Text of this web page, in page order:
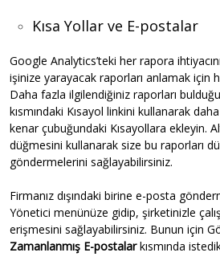
Kısa Yollar ve E-postalar
Google Analytics’teki her rapora
işinize yarayacak raporları anlamak için
Daha fazla ilgilendiğiniz raporları
kısmındaki Kısayol linkini kullanarak
kenar çubuğundaki Kısayollara ekleyin.
düğmesini kullanarak size bu raporları
göndermelerini sağlayabilirsiniz.
Firmanız dışındaki birine e-posta
Yönetici menünüze gidip, şirketinizle
erişmesini sağlayabilirsiniz. Bunun için
Zamanlanmış E-postalarkısmında